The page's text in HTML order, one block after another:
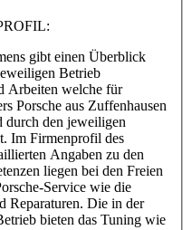
gibt einen Überblick
Betrieb
Arbeiten welche für
Porsche aus Zuffenhausen
durch den jeweiligen
Im Firmenprofil des
Angaben zu den
liegen bei den Freien
Service wie die
Reparaturen. Die in der
bieten das Tuning wie